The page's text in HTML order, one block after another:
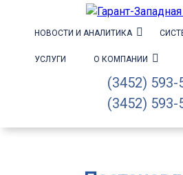
НОВОСТИ И АНАЛИТИКА
УСЛУГИ О КОМПАНИИ
(3452) 593-
(3452) 593-